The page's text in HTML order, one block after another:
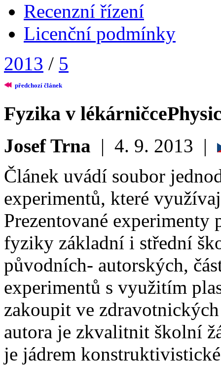
Recenzní řízení
Licenční podmínky
2013 / 5
předchozí článek
Fyzika v lékárničce
Josef Trna | 4. 9. 2013 |
Článek uvádí soubor
experimentů, které
Prezentované
fyziky základní i střední
původních- autorských,
experimentů s využitím
zakoupit ve
autora je zkvalitnit školní
je jádrem